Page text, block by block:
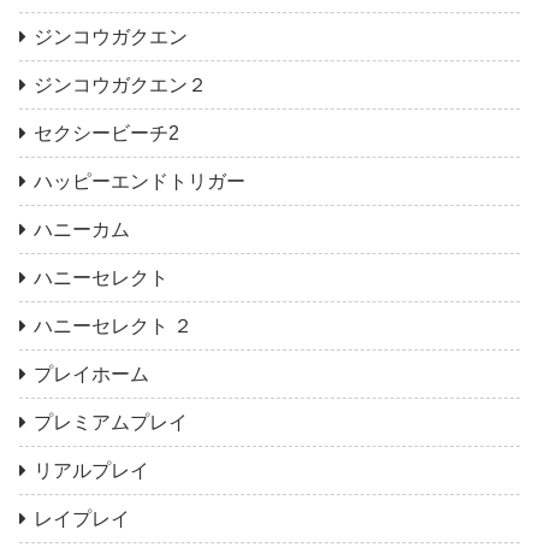
ジンコウガクエン
ジンコウガクエン２
セクシービーチ2
ハッピーエンドトリガー
ハニーカム
ハニーセレクト
ハニーセレクト ２
プレイホーム
プレミアムプレイ
リアルプレイ
レイプレイ